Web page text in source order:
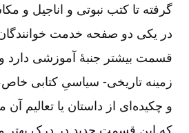
گرفته تا کتب نبوتی و اناجیل و
در یکی دو صفحه خدمت
قسمت بیشتر جنبۀ آموزشی دارد و
زمینه تاریخی-‏‏‏ سیاسیِ کتابی
و چکیده‌ای از داستان یا تعالیم
که این قسمت جدید در درک بهتر